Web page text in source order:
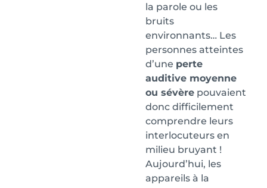
la parole ou les
bruits
environnants… Les
personnes atteintes
d’une perte
auditive moyenne
ou sévère pouvaient
donc difficilement
comprendre leurs
interlocuteurs en
milieu bruyant !
Aujourd’hui, les
appareils à la